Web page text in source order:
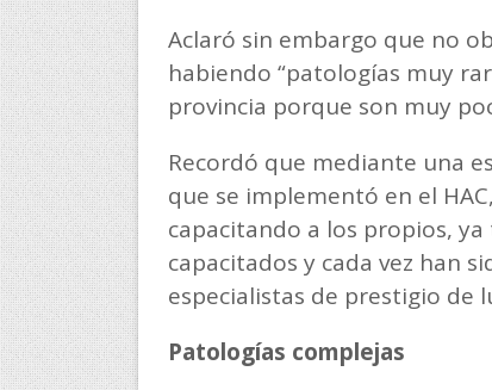
Aclaró sin embargo que no
habiendo “patologías muy
provincia porque son muy
Recordó que mediante una
que se implementó en el
capacitando a los propios,
capacitados y cada vez han
especialistas de prestigio de
Patologías complejas